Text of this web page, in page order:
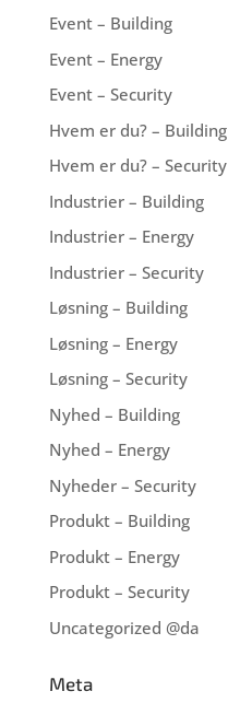
Event – Building
Event – Energy
Event – Security
Hvem er du? – Building
Hvem er du? – Security
Industrier – Building
Industrier – Energy
Industrier – Security
Løsning – Building
Løsning – Energy
Løsning – Security
Nyhed – Building
Nyhed – Energy
Nyheder – Security
Produkt – Building
Produkt – Energy
Produkt – Security
Uncategorized @da
Meta